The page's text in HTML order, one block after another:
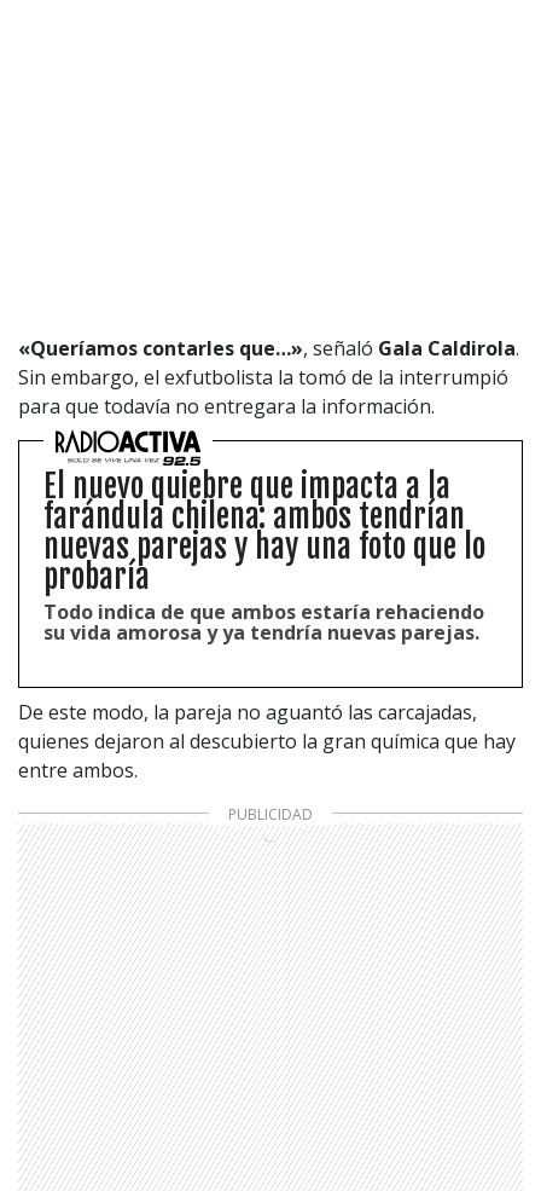
«Queríamos contarles que…», señaló Gala Caldirola.
Sin embargo, el exfutbolista la tomó de la interrumpió
para que todavía no entregara la información.
El nuevo quiebre que impacta a la
farándula chilena: ambos tendrían
nuevas parejas y hay una foto que lo
probaría
Todo indica de que ambos estaría rehaciendo
su vida amorosa y ya tendría nuevas parejas.
De este modo, la pareja no aguantó las carcajadas,
quienes dejaron al descubierto la gran química que hay
entre ambos.